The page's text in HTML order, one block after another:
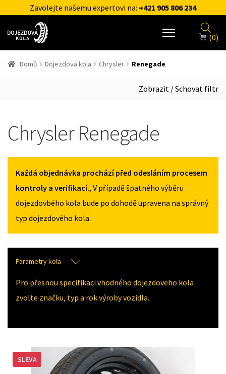
Zavolejte našemu expertovi na: +421 905 806 234
(0)
Domů Dojezdová kola Chrysler Renegade
Zobrazit / Schovat filtr
Chrysler Renegade
Každá objednávka prochází před odesláním procesem
kontroly a verifikací., V případě špatného výběru
dojezdovbého kola bude po dohodě upravena na správný
typ dojezdového kola.
Parametry kola
Pro přesnou specifikaci vhodného dojezdoveho kola
zvolte značku, typ a rok výroby vozidla.
SLEVA